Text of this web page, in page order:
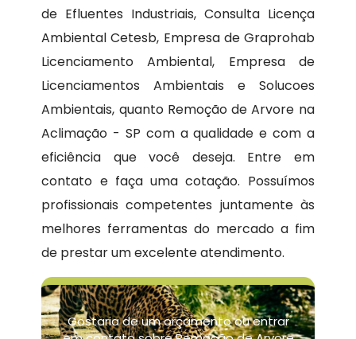
de Efluentes Industriais, Consulta Licença
Ambiental Cetesb, Empresa de Graprohab
Licenciamento Ambiental, Empresa de
Licenciamentos Ambientais e Solucoes
Ambientais, quanto Remoção de Arvore na
Aclimação - SP com a qualidade e com a
eficiência que você deseja. Entre em
contato e faça uma cotação. Possuímos
profissionais competentes juntamente às
melhores ferramentas do mercado a fim
de prestar um excelente atendimento.
Gostaria de um orçamento ou entrar